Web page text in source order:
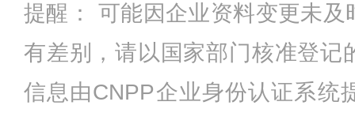
提醒： 可能因企业资料变更未
有差别，请以国家部门核准登记
信息由CNPP企业身份认证系统